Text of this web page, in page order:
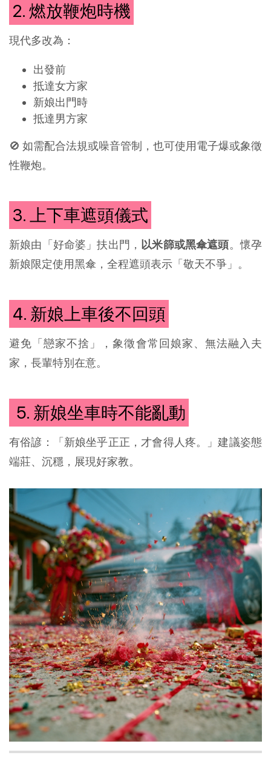
2. 燃放鞭炮時機
現代多改為：
出發前
抵達女方家
新娘出門時
抵達男方家
🚫 如需配合法規或噪音管制，也可使用電子爆或象徵
性鞭炮。
3. 上下車遮頭儀式
新娘由「好命婆」扶出門， 以米篩或黑傘遮頭。懷孕
新娘限定使用黑傘，全程遮頭表示「敬天不爭」。
4. 新娘上車後不回頭
避免「戀家不捨」，象徵會常回娘家、無法融入夫
家，長輩特別在意。
5. 新娘坐車時不能亂動
有俗諺：「新娘坐乎正正，才會得人疼。」建議姿態
端莊、沉穩，展現好家教。